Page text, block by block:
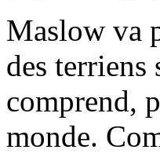
Maslow va
des terriens
comprend,
monde.